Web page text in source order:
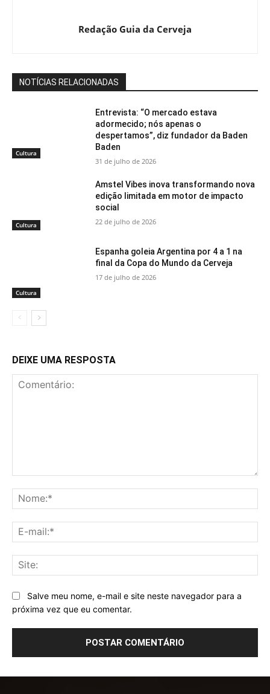
Redação Guia da Cerveja
NOTÍCIAS RELACIONADAS
Cultura
Entrevista: “O mercado estava
adormecido; nós apenas o
despertamos”, diz fundador da Baden
Baden
31 de julho de 2026
Cultura
Amstel Vibes inova transformando nova
edição limitada em motor de impacto
social
22 de julho de 2026
Cultura
Espanha goleia Argentina por 4 a 1 na
final da Copa do Mundo da Cerveja
17 de julho de 2026
DEIXE UMA RESPOSTA
Salve meu nome, e-mail e site neste navegador para a
próxima vez que eu comentar.